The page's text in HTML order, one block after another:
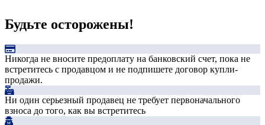
Будьте осторожены!
Никогда не вносите предоплату на банковский счет, пока не
встретитесь с продавцом и не подпишете договор купли-
продажи.
Ни один серьезный продавец не требует первоначального
взноса до того, как вы встретитесь